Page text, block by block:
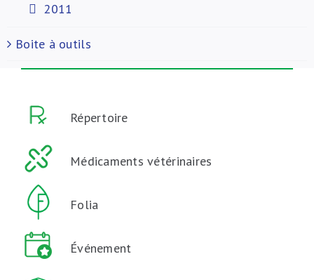
2011
Boite à outils
Répertoire
Médicaments vétérinaires
Folia
Événement